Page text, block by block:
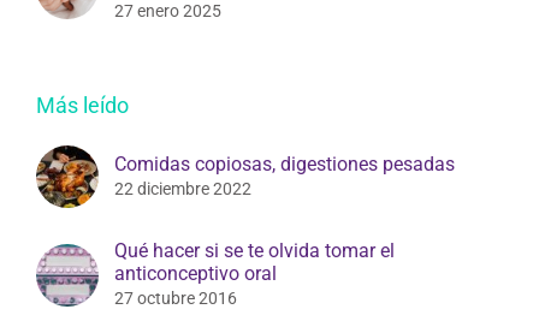
27 enero 2025
Más leído
Comidas copiosas, digestiones pesadas
22 diciembre 2022
Qué hacer si se te olvida tomar el
anticonceptivo oral
27 octubre 2016